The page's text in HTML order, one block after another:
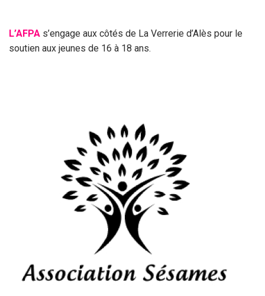
L’AFPA s’engage aux côtés de La Verrerie d’Alès pour le
soutien aux jeunes de 16 à 18 ans.